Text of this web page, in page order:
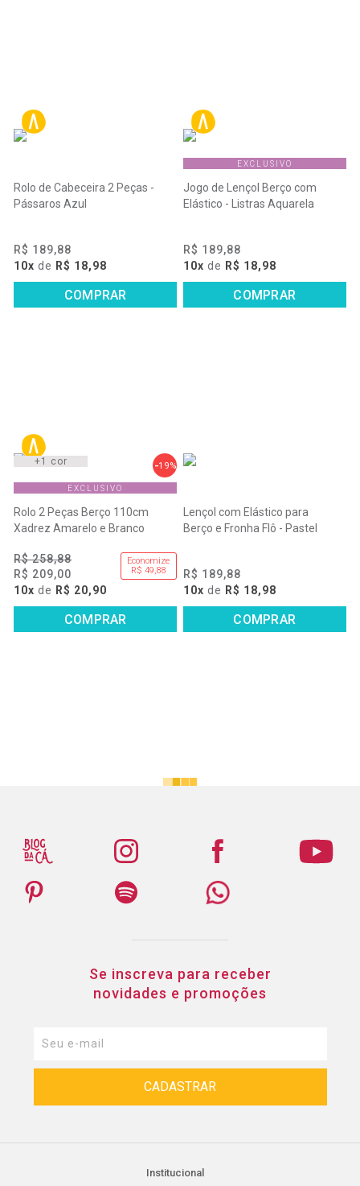
Rolo de Cabeceira 2 Peças -
Pássaros Azul
R$ 189,88
10x de R$ 18,98
COMPRAR
EXCLUSIVO
Jogo de Lençol Berço com
Elástico - Listras Aquarela
R$ 189,88
10x de R$ 18,98
COMPRAR
19%
+1 cor
EXCLUSIVO
Rolo 2 Peças Berço 110cm
Xadrez Amarelo e Branco
R$ 258,88
R$ 209,00
Economize
R$ 49,88
10x de R$ 20,90
COMPRAR
Lençol com Elástico para
Berço e Fronha Flô - Pastel
R$ 189,88
10x de R$ 18,98
COMPRAR
Se inscreva para receber
novidades e promoções
Institucional